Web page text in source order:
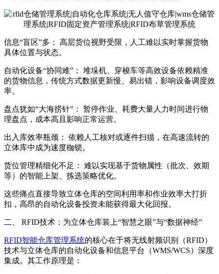
信息“盲区”多： 高层货位视野受限，人工难以实时掌握货物
具体位置与状态。
自动化设备“协同难”： 堆垛机、穿梭车等高效设备依赖精准
的货物信息，传统方式数据更新慢、易出错，影响设备调度效
率。
盘点犹如“大海捞针”： 暂停作业、耗费大量人力时间进行物
理盘点，成本高且影响正常运营。
出入库效率瓶颈： 依赖人工核对或逐件扫描，在高速流转的
立体库中成为速度枷锁。
货位管理精细化不足： 难以实现基于货物属性（批次、效期
等）的智能上架、拣选策略优化。
这些痛点直接导致立体仓库的空间利用率和作业效率大打折
扣，高昂的自动化设备投资未能获得最大化回报。
二、 RFID技术：为立体仓库装上“智慧之眼”与“数据神经”
RFID智能仓库管理系统的核心在于将无线射频识别（RFID）
技术与立体仓库的自动化设备和信息平台（WMS/WCS）深度
集成。其工作原理是：